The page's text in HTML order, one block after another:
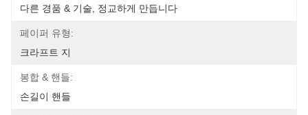
다른 경품 & 기술, 정교하게 만듭니다
페이퍼 유형:
크라프트 지
봉합 & 핸들:
손길이 핸들